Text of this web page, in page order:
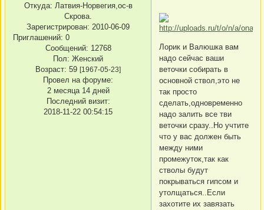
Откуда: Латвия-Норвегия,ос-в
Скрова.
Зарегистрирован: 2010-06-09
Приглашений: 0
Сообщений: 12768
Пол: Женский
Возраст: 59 [1967-05-23]
Провел на форуме:
2 месяца 14 дней
Последний визит:
2018-11-22 00:54:15
Лорик и Валюшка вам
надо сейчас ваши
веточки собирать в
основной ствол,это не
так просто
сделать,одновременно
надо залить все тви
веточки сразу..Но учтите
что у вас должен быть
между ними
промежуток,так как
стволы будут
покрываться гипсом и
утолщаться..Если
захотите их завязать